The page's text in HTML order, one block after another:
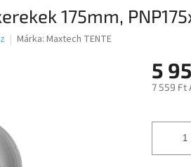
175mm,
Márka: Maxtech TENTE
5
7 559 Ft